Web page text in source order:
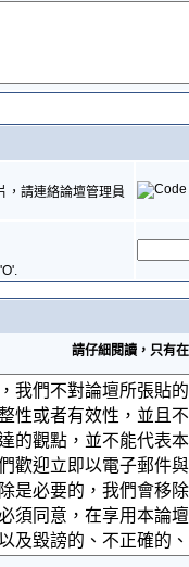
，請連絡論壇管理員
請仔細閱讀，只有